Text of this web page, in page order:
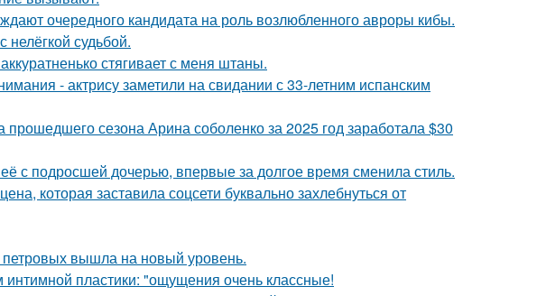
очередного кандидата на роль возлюбленного авроры кибы.
нелёгкой судьбой.
стягивает с меня штаны.
- актрису заметили на свидании с 33-летним испанским
сезона Арина соболенко за 2025 год заработала $30
с подросшей дочерью, впервые за долгое время сменила стиль.
которая заставила соцсети буквально захлебнуться от
вышла на новый уровень.
интимной пластики: "ощущения очень классные!